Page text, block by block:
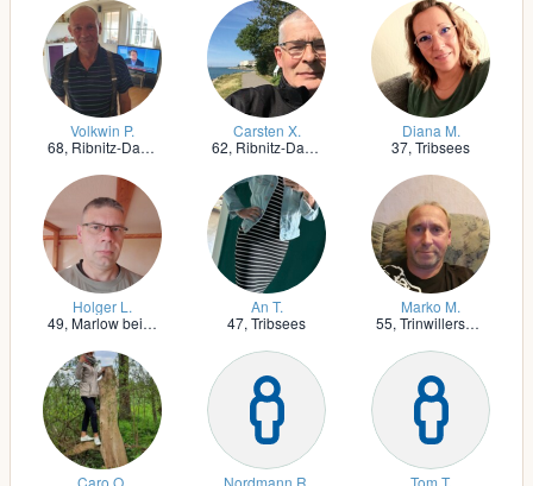
Volkwin P.
68, Ribnitz-Damgarten
Carsten X.
62, Ribnitz-Damgarten
Diana M.
37, Tribsees
Holger L.
49, Marlow bei Ribnitz-Damgarten
An T.
47, Tribsees
Marko M.
55, Trinwillershagen
Caro O.
Nordmann R.
Tom T.